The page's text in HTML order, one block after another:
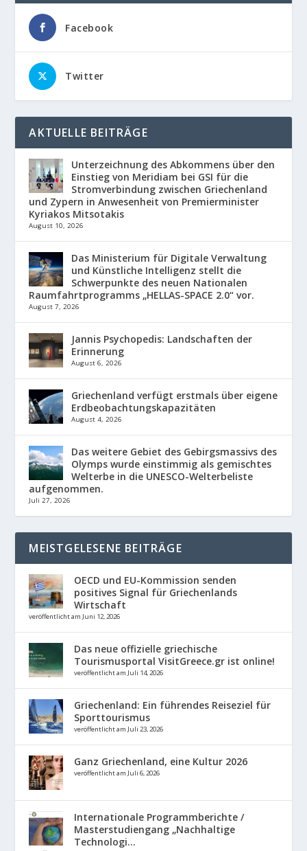
Facebook
Twitter
AKTUELLE BEITRÄGE
Unterzeichnung des Abkommens über den
Einstieg von Meridiam bei GSI für die
Stromverbindung zwischen Griechenland
und Zypern in Anwesenheit von Premierminister
Kyriakos Mitsotakis
August 10, 2026
Das Ministerium für Digitale Verwaltung
und Künstliche Intelligenz stellt die
Schwerpunkte des neuen Nationalen
Raumfahrtprogramms „HELLAS-SPACE 2.0“ vor.
August 7, 2026
Jannis Psychopedis: Landschaften der
Erinnerung
August 6, 2026
Griechenland verfügt erstmals über eigene
Erdbeobachtungskapazitäten
August 4, 2026
Das weitere Gebiet des Gebirgsmassivs des
Olymps wurde einstimmig als gemischtes
Welterbe in die UNESCO-Welterbeliste
aufgenommen.
Juli 27, 2026
MEISTGELESENE BEITRÄGE
OECD und EU-Kommission senden
positives Signal für Griechenlands
Wirtschaft
veröffentlicht am Juni 12, 2026
Das neue offizielle griechische
Tourismusportal VisitGreece.gr ist online!
veröffentlicht am Juli 14, 2026
Griechenland: Ein führendes Reiseziel für
Sporttourismus
veröffentlicht am Juli 23, 2026
Ganz Griechenland, eine Kultur 2026
veröffentlicht am Juli 6, 2026
Internationale Programmberichte /
Masterstudiengang „Nachhaltige
Technologi...